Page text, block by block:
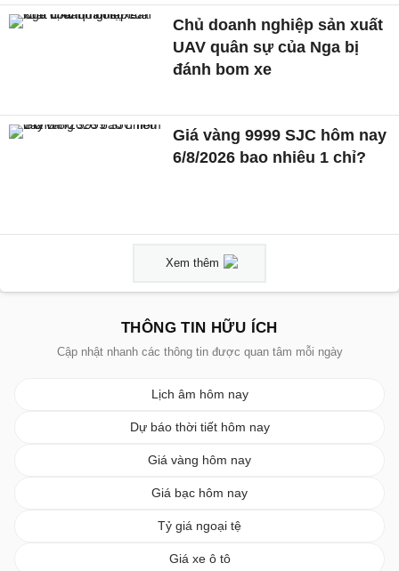
Chủ doanh nghiệp sản xuất
UAV quân sự của Nga bị
đánh bom xe
Giá vàng 9999 SJC hôm nay
6/8/2026 bao nhiêu 1 chỉ?
Xem thêm
THÔNG TIN HỮU ÍCH
Cập nhật nhanh các thông tin được quan tâm mỗi ngày
Lịch âm hôm nay
Dự báo thời tiết hôm nay
Giá vàng hôm nay
Giá bạc hôm nay
Tỷ giá ngoại tệ
Giá xe ô tô